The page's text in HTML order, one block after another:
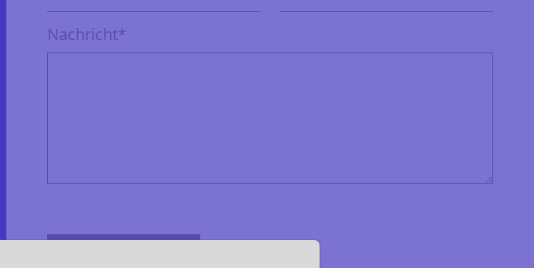
Nachricht*